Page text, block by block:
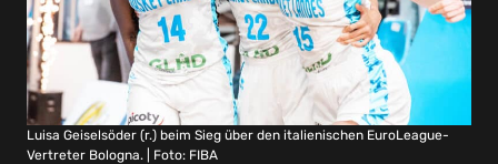
Luisa Geiselsöder (r.) beim Sieg über den italienischen EuroLeague-
Vertreter Bologna. | Foto: FIBA